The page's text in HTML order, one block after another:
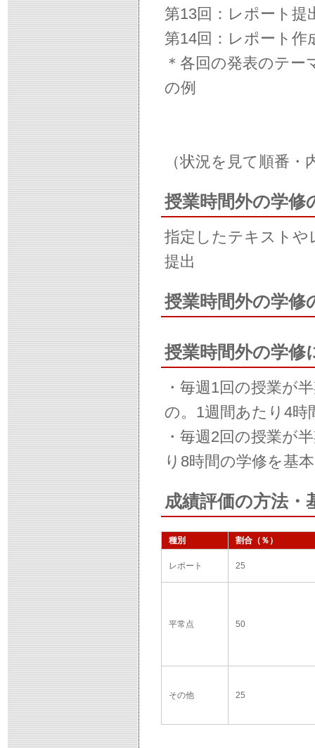
第13回：レポート提
第14回：レポート作
＊各回の発表のテ
の例
（状況を見て順番
授業時間外の学修
指定したテキストや
提出
授業時間外の学修
授業時間外の学修
・毎週1回の授業が
の。1週間あたり4
・毎週2回の授業が
り8時間の学修を基
成績評価の方法・
種別 割合（％）
レポート 25
平常点 50
その他 25